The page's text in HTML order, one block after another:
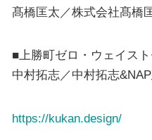
髙橋匡太／株式会社髙橋
■上勝町ゼロ・ウェイス
中村拓志／中村拓志
https://kukan.design/